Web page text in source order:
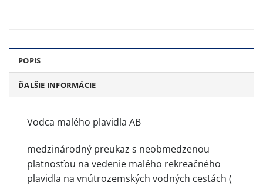
POPIS
ĎALŠIE INFORMÁCIE
Vodca malého plavidla AB
medzinárodný preukaz s neobmedzenou
platnosťou na vedenie malého rekreačného
plavidla na vnútrozemských vodných cestách (